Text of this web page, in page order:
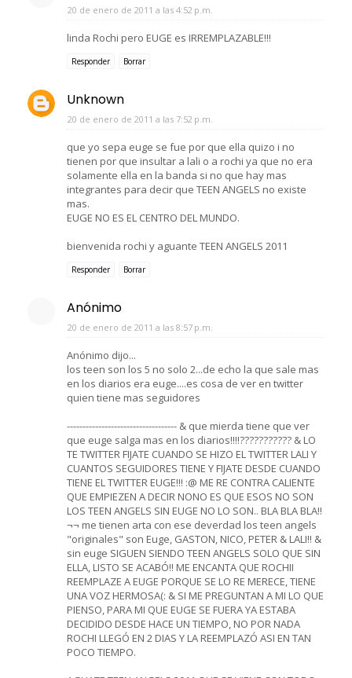
20 de enero de 2011 a las 4:52 p.m.
linda Rochi pero EUGE es IRREMPLAZABLE!!!
Responder Borrar
Unknown
20 de enero de 2011 a las 7:52 p.m.
que yo sepa euge se fue por que ella quizo i no
tienen por que insultar a lali o a rochi ya que no era
solamente ella en la banda si no que hay mas
integrantes para decir que TEEN ANGELS no existe
mas.
EUGE NO ES EL CENTRO DEL MUNDO.
bienvenida rochi y aguante TEEN ANGELS 2011
Responder Borrar
Anónimo
20 de enero de 2011 a las 8:57 p.m.
Anónimo dijo...
los teen son los 5 no solo 2...de echo la que sale mas
en los diarios era euge....es cosa de ver en twitter
quien tiene mas seguidores
----------------------------------- & que mierda tiene que ver
que euge salga mas en los diarios!!!!??????????? & LO
TE TWITTER FIJATE CUANDO SE HIZO EL TWITTER LALI Y
CUANTOS SEGUIDORES TIENE Y FIJATE DESDE CUANDO
TIENE EL TWITTER EUGE!!! :@ ME RE CONTRA CALIENTE
QUE EMPIEZEN A DECIR NONO ES QUE ESOS NO SON
LOS TEEN ANGELS SIN EUGE NO LO SON.. BLA BLA BLA!!
¬¬ me tienen arta con ese deverdad los teen angels
"originales" son Euge, GASTON, NICO, PETER & LALI!! &
sin euge SIGUEN SIENDO TEEN ANGELS SOLO QUE SIN
ELLA, LISTO SE ACABÓ!! ME ENCANTA QUE ROCHII
REEMPLAZE A EUGE PORQUE SE LO RE MERECE, TIENE
UNA VOZ HERMOSA(: & SI ME PREGUNTAN A MI LO QUE
PIENSO, PARA MI QUE EUGE SE FUERA YA ESTABA
DECIDIDO DESDE HACE UN TIEMPO, NO POR NADA
ROCHI LLEGÓ EN 2 DIAS Y LA REEMPLAZÓ ASI EN TAN
POCO TIEMPO.